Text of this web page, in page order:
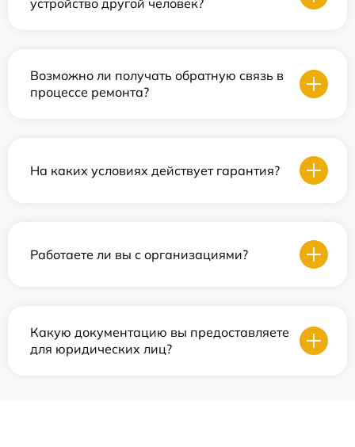
устройство другой человек?
Возможно ли получать обратную связь в
процессе ремонта?
На каких условиях действует гарантия?
Работаете ли вы с организациями?
Какую документацию вы предоставляете
для юридических лиц?